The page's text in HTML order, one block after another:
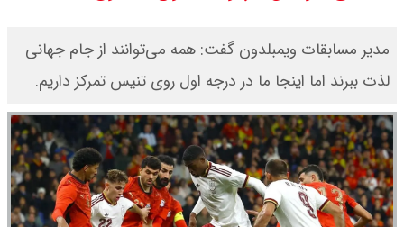
امیر جهانشاهی: پای نظامی آمریکایی
به ایران باز شود آن را قطع می‌کنیم +
ویدیو
ونس در بن‌بست سیاسی قرار دارد
مدیر مسابقات ویمبلدون گفت: همه می‌توانند از جام جهانی
لذت ببرند اما اینجا ما در درجه اول روی تنیس تمرکز داریم.